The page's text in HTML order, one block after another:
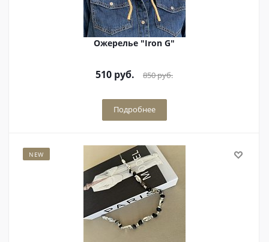
Ожерелье "Iron G"
510 руб. 850руб.
Подробнее
NEW